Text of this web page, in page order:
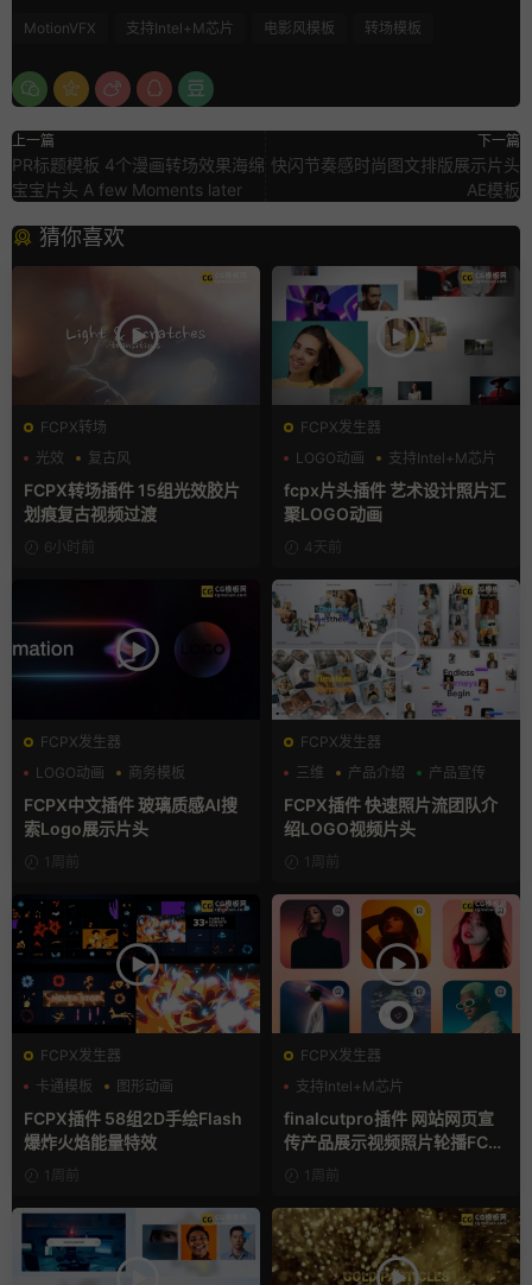
MotionVFX 支持Intel+M芯片 电影风模板 转场模板
上一篇
PR标题模板 4个漫画转场效果海绵
宝宝片头 A few Moments later
下一篇
快闪节奏感时尚图文排版展示片头
AE模板
猜你喜欢
FCPX转场
光效
复古风
支持Intel+M芯片
FCPX转场插件 15组光效胶片
划痕复古视频过渡
6小时前
FCPX发生器
LOGO动画
支持Intel+M芯片
汇聚
fcpx片头插件 艺术设计照片汇
聚LOGO动画
4天前
FCPX发生器
LOGO动画
商务模板
支持Intel+M芯片
FCPX中文插件 玻璃质感AI搜
索Logo展示片头
1周前
FCPX发生器
三维
产品介绍 产品宣传
FCPX插件 快速照片流团队介
绍LOGO视频片头
1周前
FCPX发生器
卡通模板
图形动画
手绘风
FCPX插件 58组2D手绘Flash
爆炸火焰能量特效
1周前
FCPX发生器
支持Intel+M芯片
finalcutpro插件 网站网页宣
传产品展示视频照片轮播FCP
X插件1周前